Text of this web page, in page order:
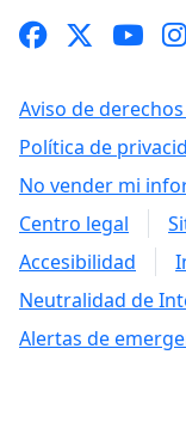
Aviso de
Política de
No vender mi
Centro legal
Accesibilidad
Neutralidad de
Alertas de